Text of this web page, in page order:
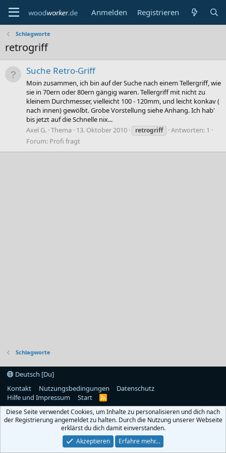
Anmelden Registrieren
Schlagworte
retrogriff
Suche Retro-Griff
Moin zusammen, ich bin auf der Suche nach einem Tellergriff, wie
sie in 70ern oder 80ern gängig waren. Tellergriff mit nicht zu
kleinem Durchmesser, vielleicht 100 - 120mm, und leicht konkav (
nach innen) gewölbt. Grobe Vorstellung siehe Anhang. Ich hab'
bis jetzt auf die Schnelle nix...
Axel G. Thema 13. Oktober 2010 retrogriff
Antworten: 1
Forum: Profi fragt
Schlagworte
Deutsch [Du]
Kontakt
Nutzungsbedingungen
Datenschutz
Hilfe und Impressum
Start
R
S
Diese Seite verwendet Cookies, um Inhalte zu personalisieren und dich nach
der Registrierung angemeldet zu halten. Durch die Nutzung unserer Webseite
erklärst du dich damit einverstanden.
Akzeptieren
Erfahre mehr…